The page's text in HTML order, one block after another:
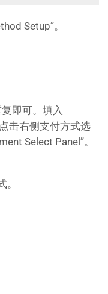
Setup”。
即可。填入
击右侧支付方式选
Select Panel”。
。